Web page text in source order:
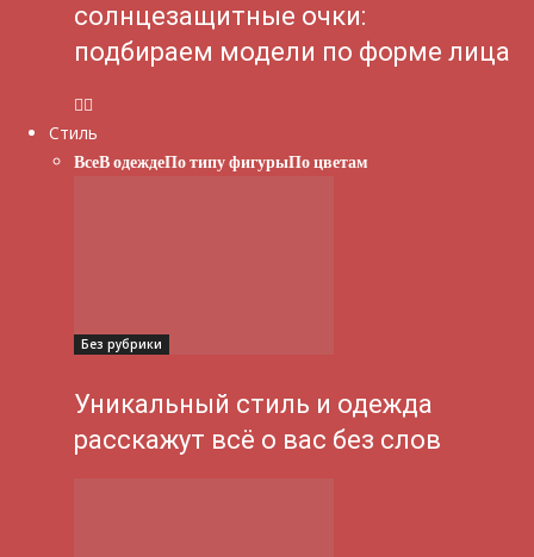
солнцезащитные очки:
подбираем модели по форме лица
Стиль
ВсеВ одеждеПо типу фигурыПо цветам
Без рубрики
Уникальный стиль и одежда
расскажут всё о вас без слов